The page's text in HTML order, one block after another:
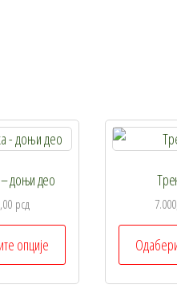
доњи део
рсд
опције
Овај